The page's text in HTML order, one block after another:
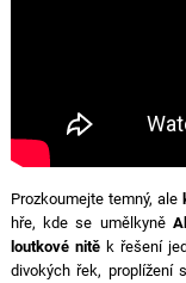
Prozkoumejte temný, ale
hře, kde se umělkyně
loutkové nitěk řešení
divokých řek, proplížení